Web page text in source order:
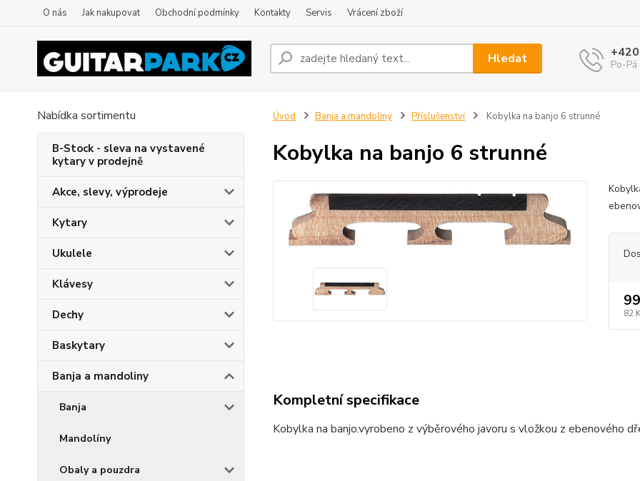
O nás Jak nakupovat Obchodní podmínky Kontakty Servis Vrácení zboží
Hledat Po-
Nabídka sortimentu
B-Stock - sleva na vystavené
kytary v prodejně
Akce, slevy, výprodeje
Kytary
Ukulele
Klávesy
Dechy
Baskytary
Banja a mandoliny
Banja
Mandolíny
Obaly a pouzdra
Úvod Banja a mandoliny Příslušenství Kobylka na banjo 6 strunné
Kobylka na banjo 6 strunné
82
Kompletní specifikace
Kobylka na banjo.vyrobeno z výběrového javoru s vložkou z ebenového